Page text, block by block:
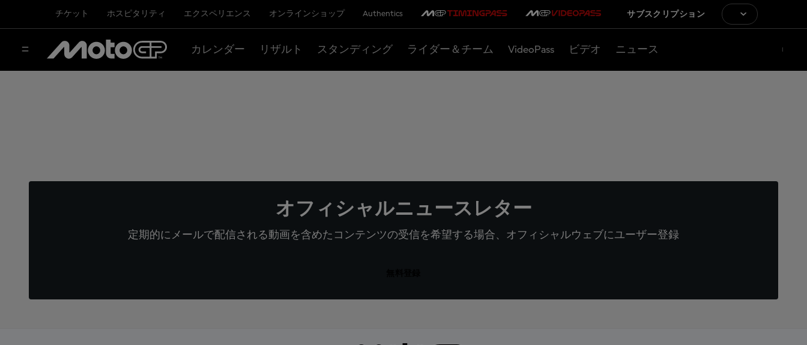
チケット ホスピタリティ エクスペリエンス オンラインショップ Authentics サブスクリプション
カレンダー リザルト スタンディング ライダー＆チーム VideoPass ビデオ ニュース
オフィシャルニュースレター
定期的にメールで配信される動画を含めたコンテンツの受信を希望する場合、オフィシャルウェブにユーザー登録